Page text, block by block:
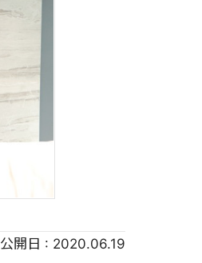
公開日 : 2020.06.19